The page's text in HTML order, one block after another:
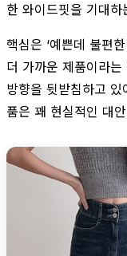
한 와이드핏을 기대
핵심은 ‘예쁜데 불편
더 가까운 제품이라
방향을 뒷받침하고
품은 꽤 현실적인 대